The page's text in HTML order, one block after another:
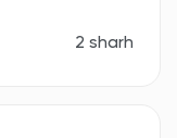
2 sharh